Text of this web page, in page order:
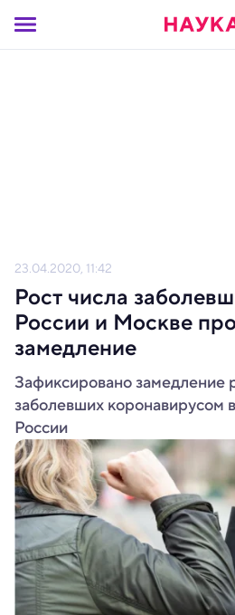
23.04.2020, 11:42
Рост числа
России и Москве
замедление
Зафиксировано замедление
заболевших коронавирусом
России